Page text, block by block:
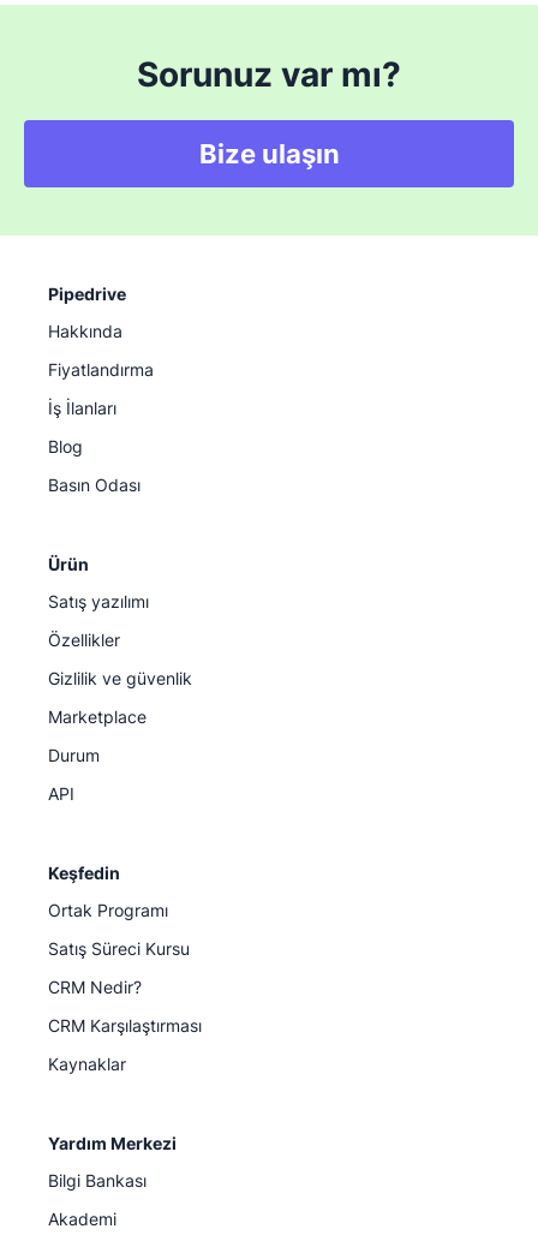
Sorunuz var mı?
Bize ulaşın
Pipedrive
Hakkında
Fiyatlandırma
İş İlanları
Blog
Basın Odası
Ürün
Satış yazılımı
Özellikler
Gizlilik ve güvenlik
Marketplace
Durum
API
Keşfedin
Ortak Programı
Satış Süreci Kursu
CRM Nedir?
CRM Karşılaştırması
Kaynaklar
Yardım Merkezi
Bilgi Bankası
Akademi